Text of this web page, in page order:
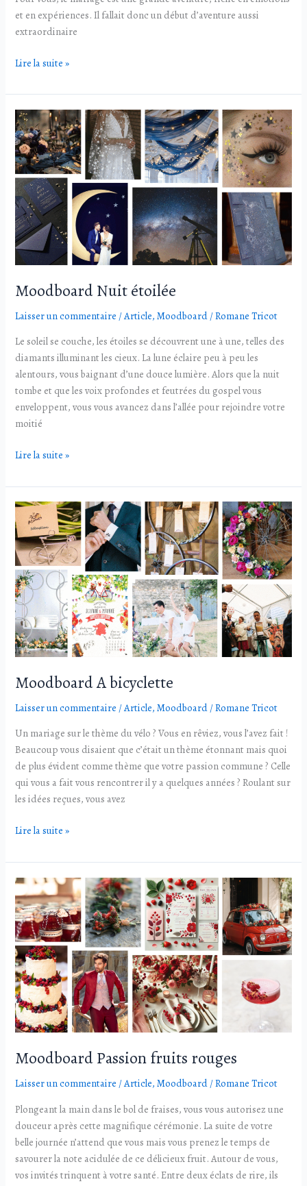
et en expériences. Il fallait donc un début d’aventure aussi
extraordinaire
Lire la suite »
Moodboard Nuit étoilée
Laisser un commentaire /Article,Moodboard /Romane Tricot
Le soleil se couche, les étoiles se découvrent une à une, telles des
diamants illuminant les cieux. La lune éclaire peu à peu les
alentours, vous baignant d’une douce lumière. Alors que la nuit
tombe et que les voix profondes et feutrées du gospel vous
enveloppent, vous vous avancez dans l’allée pour rejoindre votre
moitié
Moodboard
Nuit
étoilée
Lire la suite »
Moodboard A bicyclette
Laisser un commentaire /Article,Moodboard /Romane Tricot
Un mariage sur le thème du vélo ? Vous en rêviez, vous l’avez fait !
Beaucoup vous disaient que c’était un thème étonnant mais quoi
de plus évident comme thème que votre passion commune ? Celle
qui vous a fait vous rencontrer il y a quelques années ? Roulant sur
les idées reçues, vous avez
Moodboard
A
bicyclette
Lire la suite »
Moodboard Passion fruits rouges
Laisser un commentaire /Article,Moodboard/Romane Tricot
Plongeant la main dans le bol de fraises, vous vous autorisez une
douceur après cette magnifique cérémonie. La suite de votre
belle journée n’attend que vous mais vous prenez le temps de
savourer la note acidulée de ce délicieux fruit. Autour de vous,
vos invités trinquent à votre santé. Entre deux éclats de rire, ils
Moodboard
Passion
fruits
rouges